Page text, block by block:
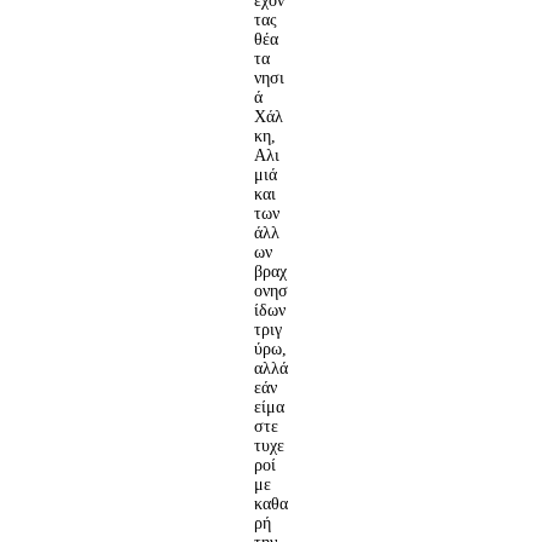
τας
θέα
τα
νησι
ά
Χάλ
κη,
Αλι
μιά
και
των
άλλ
ων
βραχ
ονησ
ίδων
τριγ
ύρω,
αλλά
εάν
είμα
στε
τυχε
ροί
με
καθα
ρή